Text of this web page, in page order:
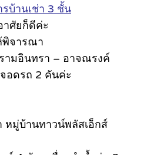
บ้านเช่า 3 ชั้น
าศัยก็ดีค่ะ
พิจารณา
ามอินทรา – อาจณรงค์
อดรถ 2 คันค่ะ
หมู่บ้านทาวน์พลัสเอ็กส์